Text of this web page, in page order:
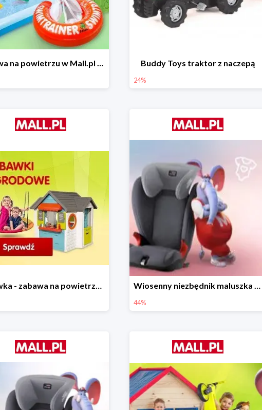
Zabawa na powietrzu w Mall.pl do -50% Buddy Toys traktor z naczepą
24%
Majówka - zabawa na powietrzu do -35% Wiosenny niezbędnik maluszka do -44% taniej
44%